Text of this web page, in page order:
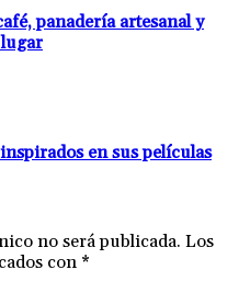
panadería artesanal y
en sus películas
no será publicada. Los
con *